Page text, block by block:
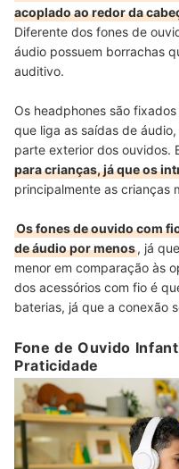
acoplado ao redor da
Diferente dos fones de
áudio possuem borrachas
auditivo.
Os headphones são
que liga as saídas de
parte exterior dos ouvidos.
para crianças, já que os
principalmente as crianças
Os fones de ouvido com
de áudio por menos, já
menor em comparação às
dos acessórios com fio é
baterias, já que a conexão
Fone de Ouvido
Praticidade